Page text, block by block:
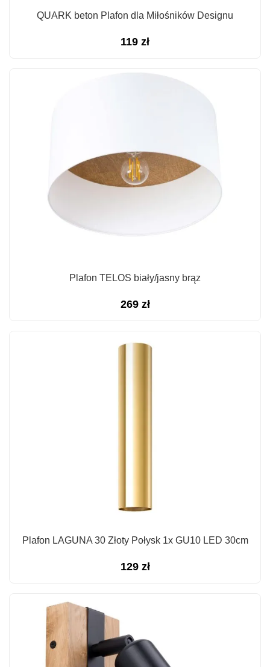
QUARK beton Plafon dla Miłośników Designu
119 zł
Plafon TELOS biały/jasny brąz
269 zł
Plafon LAGUNA 30 Złoty Połysk 1x GU10 LED 30cm
129 zł